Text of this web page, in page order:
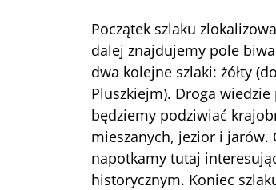
Początek szlaku
dalej znajdujemy pole
dwa kolejne szlaki: żółty
Pluszkiejm). Droga
będziemy podziwiać
mieszanych, jezior i jarów.
napotkamy tutaj
historycznym. Koniec